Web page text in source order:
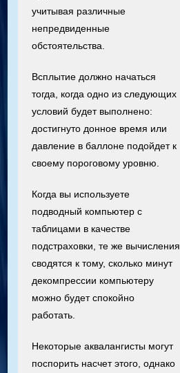
учитывая различные
непредвиденные
обстоятельства.
Всплытие должно начаться
тогда, когда одно из следующих
условий будет выполнено:
достигнуто донное время или
давление в баллоне подойдет к
своему пороговому уровню.
Когда вы используете
подводный компьютер с
таблицами в качестве
подстраховки, те же вычисления
сводятся к тому, сколько минут
декомпрессии компьютеру
можно будет спокойно
работать.
Некоторые аквалангисты могут
поспорить насчет этого, однако